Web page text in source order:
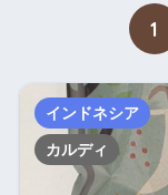
1
インドネシア
カルディ